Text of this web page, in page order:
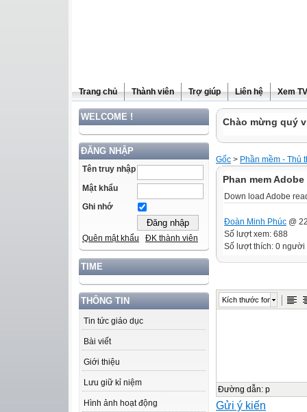
Trang chủ Thành viên Trợ giúp Liên hệ Xem TV
WELCOME !
ĐĂNG NHẬP
Tên truy nhập
Mật khẩu
Ghi nhớ
Quên mật khẩu ĐK thành viên
TIME
THÔNG TIN
Tin tức giáo dục
Bài viết
Giới thiệu
Lưu giữ kỉ niệm
Hình ảnh hoạt động
Chào mừng quý
Gốc > Phần mềm - Thủ
Phan mem Adobe
Down load Adobe
Đoàn Minh Phúc @
Số lượt xem: 688
Số lượt thích: 0 người
Kích thước font
Đường dẫn: p
Gửi ý kiến